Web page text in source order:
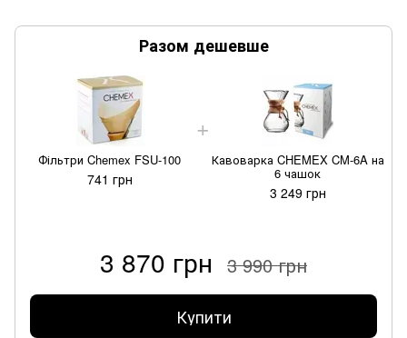
Разом дешевше
Фільтри Chemex FSU-100
741 грн
Кавоварка CHEMEX CM-6A на
6 чашок
3 249 грн
3 870 грн 3 990 грн
Купити